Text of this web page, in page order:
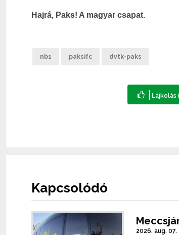
Hajrá, Paks! A magyar csapat.
nb1 paksifc dvtk-paks
Kapcsolódó
2026. aug. 07.